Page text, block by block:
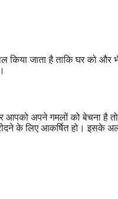
किया जाता है ताकि घर को और
आपको अपने गमलों को बेचना है तो
के लिए आकर्षित हो। इसके